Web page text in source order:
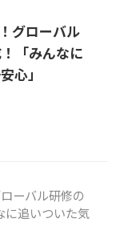
グローバル
「みんなに
心」
ーバル研修の
に追いついた気